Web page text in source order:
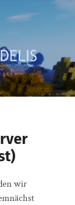
wir